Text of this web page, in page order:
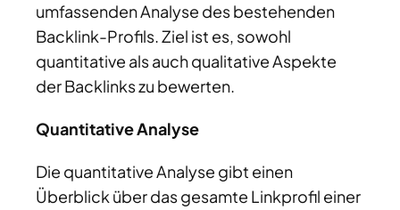
umfassenden Analyse des bestehenden
Backlink-Profils. Ziel ist es, sowohl
quantitative als auch qualitative Aspekte
der Backlinks zu bewerten.
Quantitative Analyse
Die quantitative Analyse gibt einen
Überblick über das gesamte Linkprofil einer